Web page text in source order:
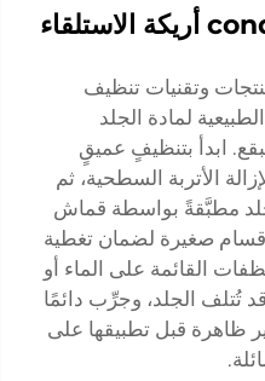
تنظيف وت conditioning أريكة الاستلقاء
وتقنيات تنظيف
لمادة الجلد
ابدأ بتنظيفٍ عميقٍ
الأتربة السطحية، ثم
مطبَّقةً بواسطة قماش
أقسام صغيرة لضمان تغطية
القائمة على الماء أو
قد تُتلف الجلد، وجرِّب دائمًا
ظاهرة قبل تطبيقها على